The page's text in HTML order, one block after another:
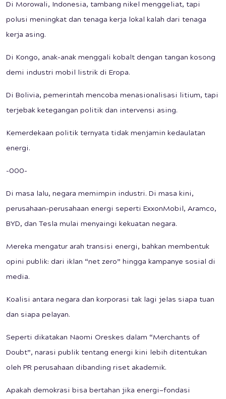
Di Morowali, Indonesia, tambang nikel menggeliat, tapi
polusi meningkat dan tenaga kerja lokal kalah dari tenaga
kerja asing.
Di Kongo, anak-anak menggali kobalt dengan tangan kosong
demi industri mobil listrik di Eropa.
Di Bolivia, pemerintah mencoba menasionalisasi litium, tapi
terjebak ketegangan politik dan intervensi asing.
Kemerdekaan politik ternyata tidak menjamin kedaulatan
energi.
-000-
Di masa lalu, negara memimpin industri. Di masa kini,
perusahaan-perusahaan energi seperti ExxonMobil, Aramco,
BYD, dan Tesla mulai menyaingi kekuatan negara.
Mereka mengatur arah transisi energi, bahkan membentuk
opini publik: dari iklan “net zero” hingga kampanye sosial di
media.
Koalisi antara negara dan korporasi tak lagi jelas siapa tuan
dan siapa pelayan.
Seperti dikatakan Naomi Oreskes dalam “Merchants of
Doubt”, narasi publik tentang energi kini lebih ditentukan
oleh PR perusahaan dibanding riset akademik.
Apakah demokrasi bisa bertahan jika energi—fondasi